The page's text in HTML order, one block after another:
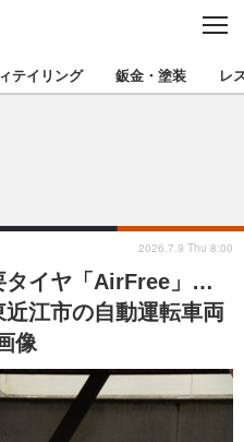
C
S
E
プロショップを地域から探す
北陸
関西
沖縄
テイリング 鈑金・塗装 レ
タイヤ「AirFree」…
江市の自動運転車両
像
2026.7.9 Thu 8:00